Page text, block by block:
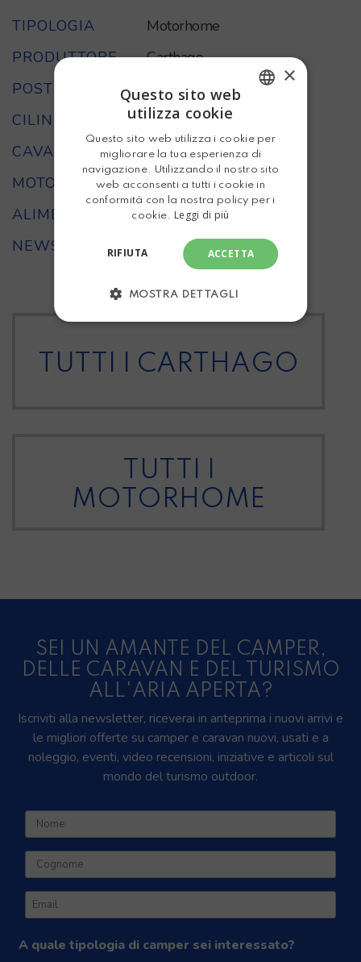
TIPOLOGIA
Motorhome
PRODUTTORE
Carthago
POSTI LETTO
4
CILINDRATA
2300
CAVALLI
150
MOTORE
FIAT
ALIMENTAZIONE Diesel
NEWSLETTER
Nuovo Malibu Carthago
TUTTI I CARTHAGO
TUTTI I
MOTORHOME
SEI UN AMANTE DEL CAMPER,
DELLE CARAVAN E DEL TURISMO
ALL'ARIA APERTA?
Iscriviti alla newsletter, riceverai in anteprima i nuovi arrivi e
le migliori offerte su camper e caravan nuovi, usati e a
noleggio, eventi, video recensioni, iniziative e articoli sul
mondo del turismo outdoor.
A quale tipologia di camper sei interessato?
ENGLISH
×
Questo sito web
utilizza cookie
Questo sito web utilizza i cookie per
migliorare la tua esperienza di
navigazione. Utilizzando il nostro sito
web acconsenti a tutti i cookie in
conformità con la nostra policy per i
cookie.
Leggi di più
ACCETTA
RIFIUTA
MOSTRA DETTAGLI